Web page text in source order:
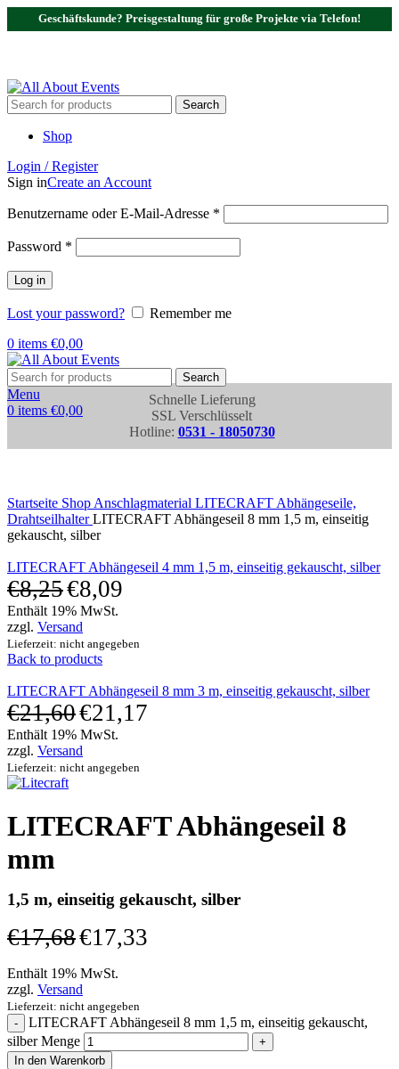
Geschäftskunde? Preisgestaltung für große Projekte via Telefon!
Search
Shop
Login / Register
Sign inCreate an Account
Benutzername oder E-Mail-Adresse *
Password *
Log in
Lost your password?
Remember me
0 items €0,00
Search
Menu
0 items €0,00
Schnelle Lieferung
SSL Verschlüsselt
Hotline: 0531 - 18050730
Startseite Shop Anschlagmaterial LITECRAFT Abhängeseile,
DrahtseilhalterLITECRAFT Abhängeseil 8 mm 1,5 m, einseitig
gekauscht, silber
LITECRAFT Abhängeseil 4 mm 1,5 m, einseitig gekauscht, silber
€8,25€8,09
Enthält 19% MwSt.
zzgl. Versand
Lieferzeit: nicht angegeben
Back to products
LITECRAFT Abhängeseil 8 mm 3 m, einseitig gekauscht, silber
€21,60€21,17
Enthält 19% MwSt.
zzgl. Versand
Lieferzeit: nicht angegeben
LITECRAFT Abhängeseil 8
mm
1,5 m, einseitig gekauscht, silber
€17,68€17,33
Enthält 19% MwSt.
zzgl. Versand
Lieferzeit: nicht angegeben
LITECRAFT Abhängeseil 8 mm 1,5 m, einseitig gekauscht,
silber Menge
In den Warenkorb